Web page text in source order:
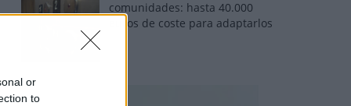
or
to
comunidades: hasta 40.000
euros de coste para adaptarlos